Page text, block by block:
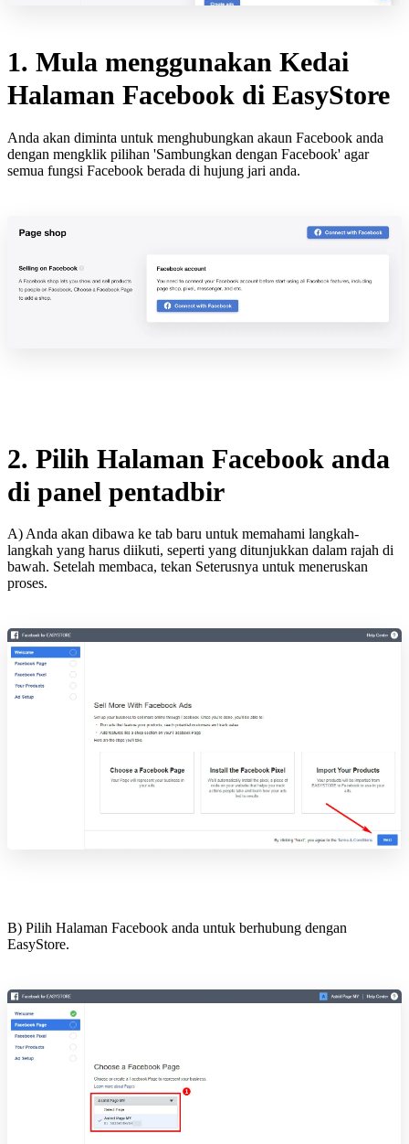
1. Mula menggunakan Kedai
Halaman Facebook di EasyStore
Anda akan diminta untuk menghubungkan akaun Facebook anda
dengan mengklik pilihan 'Sambungkan dengan Facebook' agar
semua fungsi Facebook berada di hujung jari anda.
2. Pilih Halaman Facebook anda
di panel pentadbir
A) Anda akan dibawa ke tab baru untuk memahami langkah-
langkah yang harus diikuti, seperti yang ditunjukkan dalam rajah di
bawah. Setelah membaca, tekan Seterusnya untuk meneruskan
proses.
B) Pilih Halaman Facebook anda untuk berhubung dengan
EasyStore.